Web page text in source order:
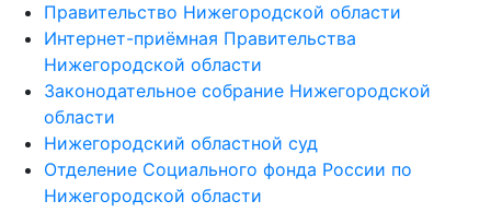
Правительство Нижегородской области
Интернет-приёмная Правительства
Нижегородской области
Законодательное собрание Нижегородской
области
Нижегородский областной суд
Отделение Социального фонда России по
Нижегородской области